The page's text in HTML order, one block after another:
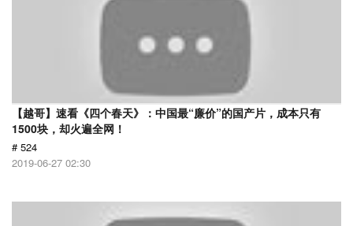
【越哥】速看《四个春天》：中国最“廉价”的国产片，成本只有
1500块，却火遍全网！
# 524
2019-06-27 02:30